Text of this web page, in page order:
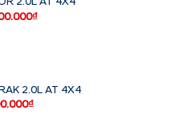
₫
2.0L AT 4X4
₫